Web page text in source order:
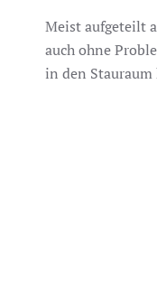
Meist aufgeteilt
auch ohne
in den